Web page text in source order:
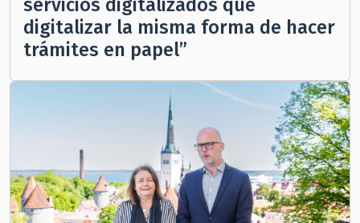
servicios digitalizados que
digitalizar la misma forma de hacer
trámites en papel”